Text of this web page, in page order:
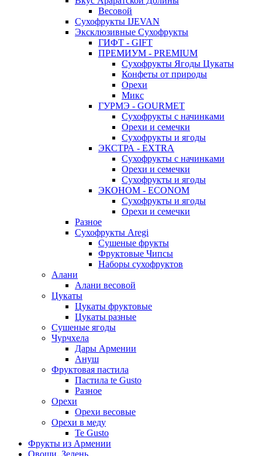
Весовой
Сухофрукты IJEVAN
Эксклюзивные Сухофрукты
ГИФТ - GIFT
ПРЕМИУМ - PREMIUM
Сухофрукты Ягоды Цукаты
Конфеты от природы
Орехи
Микс
ГУРМЭ - GOURMET
Сухофрукты с начинками
Орехи и семечки
Сухофрукты и ягоды
ЭКСТРА - EXTRA
Сухофрукты с начинками
Орехи и семечки
Сухофрукты и ягоды
ЭКОНОМ - ECONOM
Сухофрукты и ягоды
Орехи и семечки
Разное
Сухофрукты Aregi
Сушеные фрукты
Фруктовые Чипсы
Наборы сухофруктов
Алани
Алани весовой
Цукаты
Цукаты фруктовые
Цукаты разные
Сушеные ягоды
Чурчхела
Дары Армении
Ануш
Фруктовая пастила
Пастила te Gusto
Разное
Орехи
Орехи весовые
Орехи в меду
Te Gusto
Фрукты из Армении
Овощи. Зелень